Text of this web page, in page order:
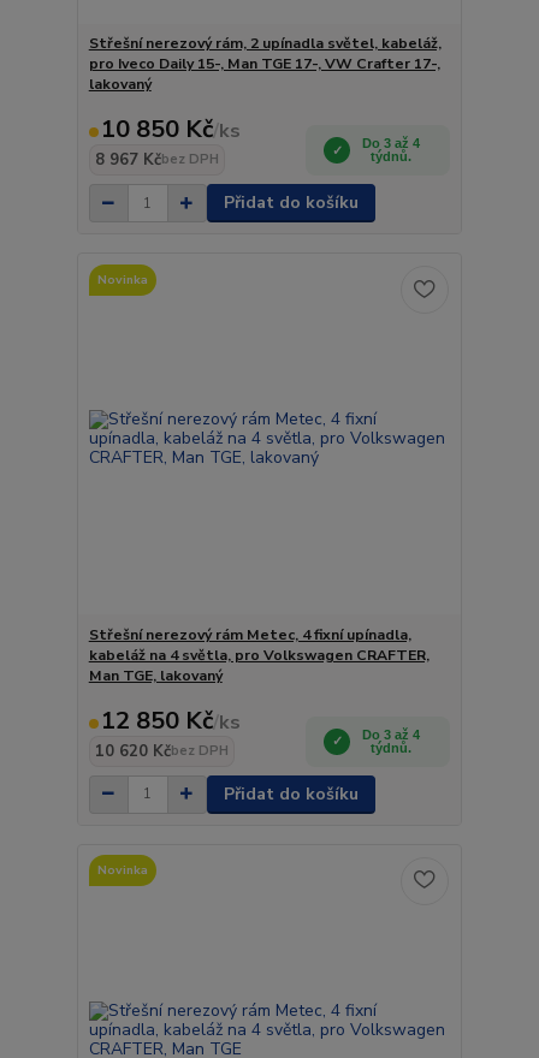
Střešní nerezový rám, 2 upínadla světel, kabeláž,
pro Iveco Daily 15-, Man TGE 17-, VW Crafter 17-,
lakovaný
10 850 Kč/ks
8 967 Kčbez DPH
Do 3 až 4
týdnů.
Přidat do košíku
Novinka
Střešní nerezový rám Metec, 4 fixní upínadla,
kabeláž na 4 světla, pro Volkswagen CRAFTER,
Man TGE, lakovaný
12 850 Kč/ks
10 620 Kčbez DPH
Do 3 až 4
týdnů.
Přidat do košíku
Novinka